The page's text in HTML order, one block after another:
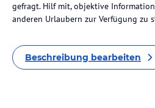
gefragt. Hilf mit, objektive
anderen Urlaubern zur Verfügung zu
Beschreibung bearbeiten